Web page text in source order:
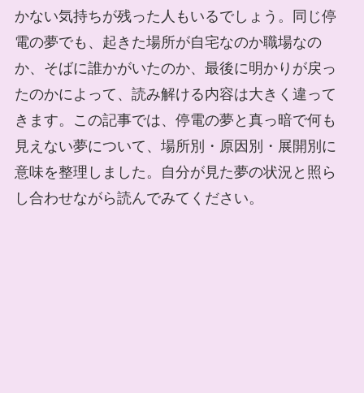
かない気持ちが残った人もいるでしょう。同じ停
電の夢でも、起きた場所が自宅なのか職場なの
か、そばに誰かがいたのか、最後に明かりが戻っ
たのかによって、読み解ける内容は大きく違って
きます。この記事では、停電の夢と真っ暗で何も
見えない夢について、場所別・原因別・展開別に
意味を整理しました。自分が見た夢の状況と照ら
し合わせながら読んでみてください。